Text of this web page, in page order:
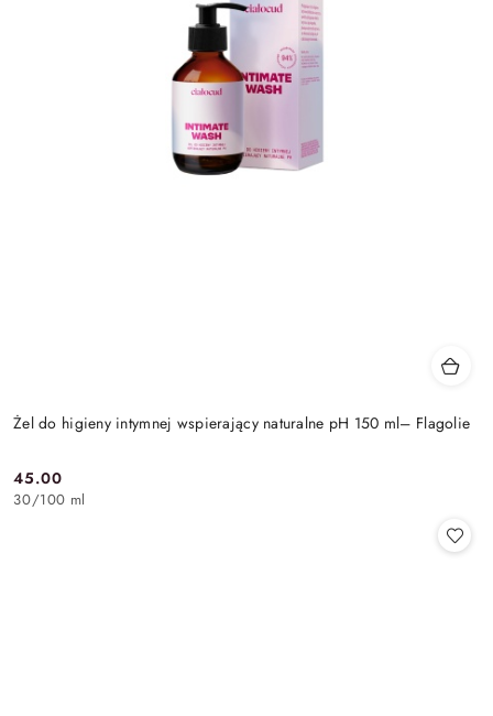
Żel do higieny intymnej wspierający naturalne pH 150 ml– Flagolie
Cena:
45.00
30/100 ml